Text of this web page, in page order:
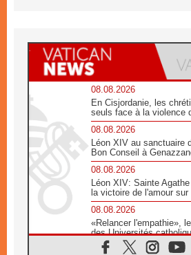
08.08.2026
En Cisjordanie, les
seuls face à la violence
08.08.2026
Léon XIV au sanctuaire
Bon Conseil à
08.08.2026
Léon XIV: Sainte
la victoire de l'amour
08.08.2026
«Relancer l'empathie»,
des Universités
08.08.2026